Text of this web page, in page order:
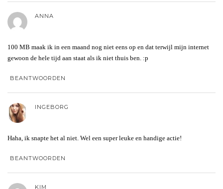
ANNA
100 MB maak ik in een maand nog niet eens op en dat terwijl mijn internet
gewoon de hele tijd aan staat als ik niet thuis ben. :p
BEANTWOORDEN
INGEBORG
Haha, ik snapte het al niet. Wel een super leuke en handige actie!
BEANTWOORDEN
KIM